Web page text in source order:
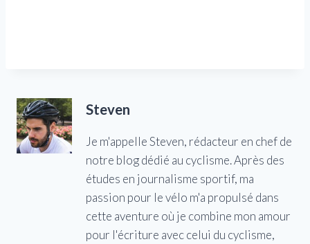
Steven
Je m'appelle Steven, rédacteur en chef de
notre blog dédié au cyclisme. Après des
études en journalisme sportif, ma
passion pour le vélo m'a propulsé dans
cette aventure où je combine mon amour
pour l'écriture avec celui du cyclisme,